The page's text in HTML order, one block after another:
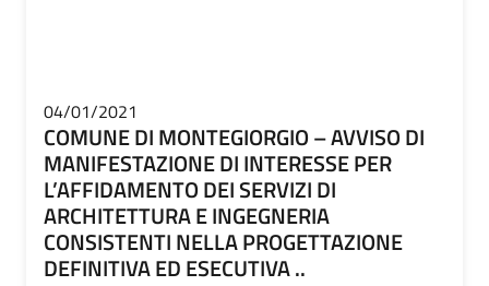
04/01/2021
COMUNE DI MONTEGIORGIO – AVVISO DI
MANIFESTAZIONE DI INTERESSE PER
L’AFFIDAMENTO DEI SERVIZI DI
ARCHITETTURA E INGEGNERIA
CONSISTENTI NELLA PROGETTAZIONE
DEFINITIVA ED ESECUTIVA ..